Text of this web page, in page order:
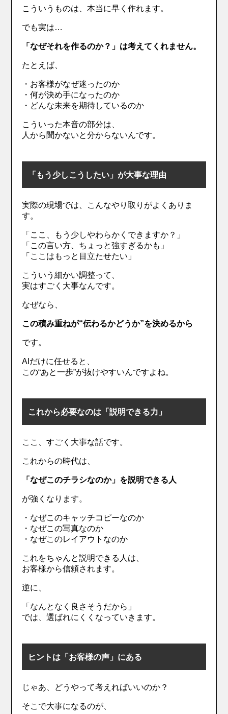
こういうものは、本当に早く作れます。
でも実は…
「なぜそれを作るのか？」は考えてくれません。
たとえば、
・お客様がなぜ迷ったのか
・何が決め手になったのか
・どんな未来を期待しているのか
こういった本音の部分は、
人から聞かないと分からないんです。
「もう少しこうしたい」が大事な理由
実際の現場では、こんなやり取りがよくありま
す。
「ここ、もう少しやわらかくできますか？」
「この言い方、ちょっと強すぎるかも」
「ここはもっと目立たせたい」
こういう細かい調整って、
実はすごく大事なんです。
なぜなら、
この積み重ねが“伝わるかどうか”を決めるから
です。
AIだけに任せると、
この“あと一歩”が抜けやすいんですよね。
これから必要なのは「説明できる力」
ここ、すごく大事な話です。
これからの時代は、
「なぜこのチラシなのか」を説明できる人
が強くなります。
・なぜこのキャッチコピーなのか
・なぜこの写真なのか
・なぜこのレイアウトなのか
これをちゃんと説明できる人は、
お客様から信頼されます。
逆に、
「なんとなく良さそうだから」
では、選ばれにくくなっていきます。
ヒントは「お客様の声」にある
じゃあ、どうやって考えればいいのか？
そこで大事になるのが、